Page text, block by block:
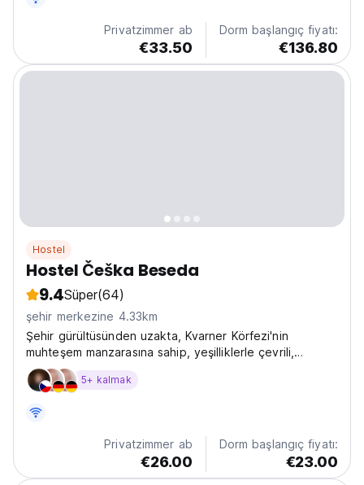
Privatzimmer ab
€33.50
Dorm başlangıç fiyatı:
€136.80
Hostel
Hostel Češka Beseda
9.4Süper(64)
şehir merkezine 4.33km
Şehir gürültüsünden uzakta, Kvarner Körfezi'nin
muhteşem manzarasına sahip, yeşilliklerle çevrili,
yakınında oyun alanı ve geniş özel otoparkı bulunan.
5+ kalmak
Privatzimmer ab
€26.00
Dorm başlangıç fiyatı:
€23.00